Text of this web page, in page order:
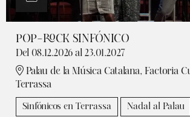
POP-ROCK SINFÓNICO
Del 08.12.2026 al 23.01.2027
Palau de la Música Catalana, Factoria
Terrassa
Sinfónicos en Terrassa Nadal al Palau